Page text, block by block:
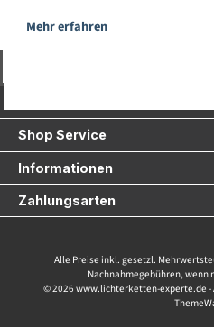
Mehr erfahren
Shop Service
Informationen
Zahlungsarten
Alle Preise inkl. gesetzl.
Nachnahmegebühren, wenn
© 2026 www.lichterketten-experte.de -